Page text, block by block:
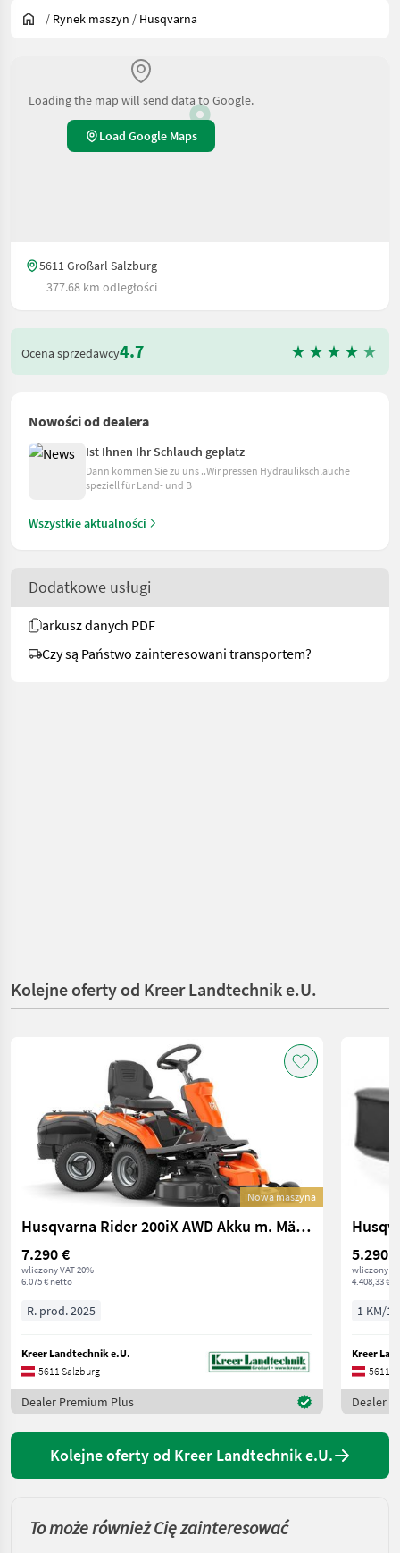
/ Rynek maszyn / Husqvarna
Loading the map will send data to Google.
Load Google Maps
5611 Großarl Salzburg
377.68 km odległości
Ocena sprzedawcy4.7
Nowości od dealera
Ist Ihnen Ihr Schlauch geplatz
Dann kommen Sie zu uns ..Wir pressen Hydraulikschläuche
speziell für Land- und B
Wszystkie aktualności
Dodatkowe usługi
arkusz danych PDF
Czy są Państwo zainteresowani transportem?
Kolejne oferty od Kreer Landtechnik e.U.
Nowa maszyna
Husqvarna Rider 200iX AWD Akku m. Mähdeck
7.290 €
wliczony VAT 20%
6.075 € netto
R. prod. 2025
Kreer Landtechnik e.U.
5611 Salzburg
Dealer Premium Plus
5.290 €
wliczony
4.408,33 €
1 KM/1
Kreer
5611
Dealer
Kolejne oferty od Kreer Landtechnik e.U.
To może również Cię zainteresować